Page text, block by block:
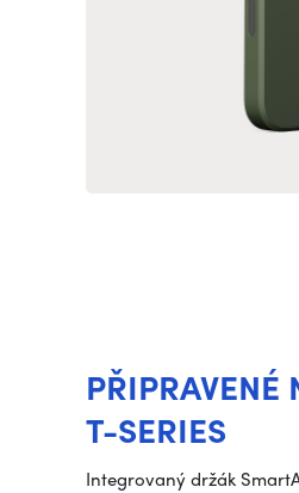
PŘIPRAVENÉ
T-SERIES
Integrovaný držák